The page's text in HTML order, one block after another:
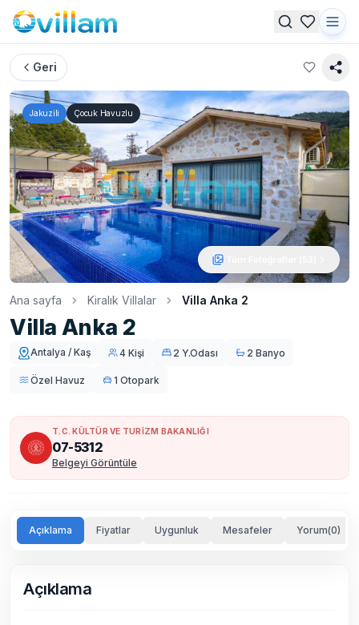
Geri
Jakuzili Çocuk Havuzlu
Ana sayfa Kiralık Villalar Villa Anka 2
Villa Anka 2
Antalya / Kaş 4 Kişi 2 Y.Odası 2 Banyo
Özel Havuz 1 Otopark
T.C. KÜLTÜR VE TURİZM BAKANLIĞI
07-5312
Belgeyi Görüntüle
Açıklama Fiyatlar Uygunluk Mesafeler Yorum(0)
Açıklama